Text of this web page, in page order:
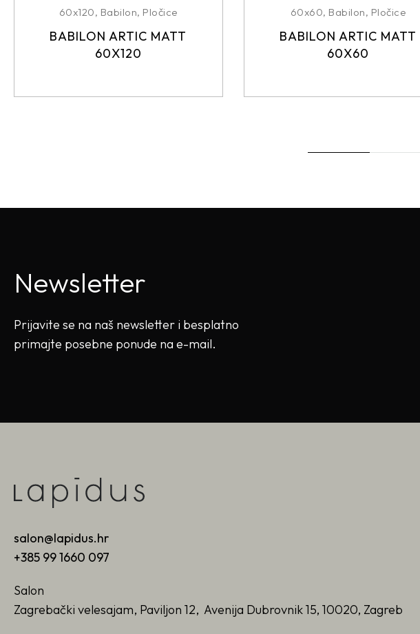
60x120, Babilon, Pločice
BABILON ARTIC MATT
60X120
60x60, Babilon, Pločice
BABILON ARTIC MATT
60X60
Newsletter
Prijavite se na naš newsletter i besplatno
primajte posebne ponude na e-mail.
salon@lapidus.hr
+385 99 1660 097
Salon
Zagrebački velesajam, Paviljon 12, Avenija Dubrovnik 15, 10020, Zagreb